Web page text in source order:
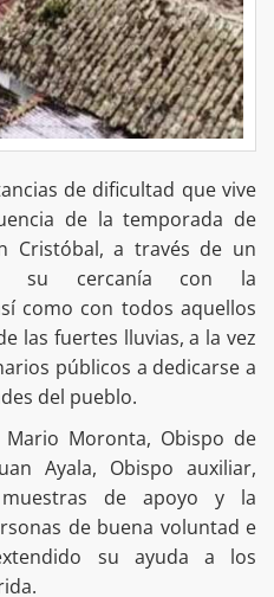
de dificultad que vive
de la temporada de
Cristóbal, a través de un
su cercanía con la
como con todos aquellos
las fuertes lluvias, a la vez
públicos a dedicarse a
del pueblo.
Moronta, Obispo de
Ayala, Obispo auxiliar,
de apoyo y la
de buena voluntad e
su ayuda a los